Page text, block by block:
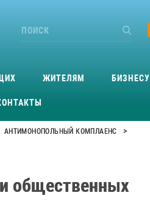
ЖИТЕЛЯМ БИЗНЕСУ
АНТИМОНОПОЛЬНЫЙ КОМПЛАЕНС >
общественных